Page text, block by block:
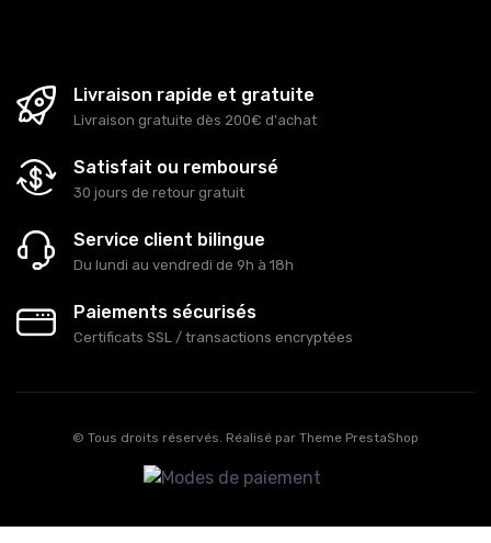
Livraison rapide et gratuite
Livraison gratuite dès 200€ d'achat
Satisfait ou remboursé
30 jours de retour gratuit
Service client bilingue
Du lundi au vendredi de 9h à 18h
Paiements sécurisés
Certificats SSL / transactions encryptées
© Tous droits réservés. Réalisé par Theme PrestaShop